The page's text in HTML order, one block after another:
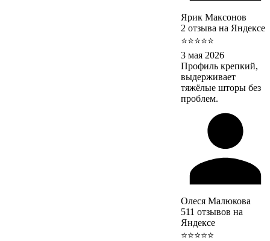
Ярик Максонов
2 отзыва на Яндексе
⭐⭐⭐⭐⭐
3 мая 2026
Профиль крепкий,
выдерживает
тяжёлые шторы без
проблем.
Олеся Малюкова
511 отзывов на
Яндексе
⭐⭐⭐⭐⭐